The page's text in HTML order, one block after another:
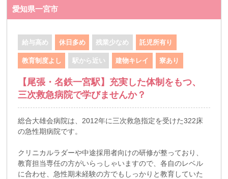
愛知県一宮市
給与高め 休日多め 残業少なめ 託児所有り
教育制度よし 駅から近い 建物キレイ 寮あり
【尾張・名鉄一宮駅】充実した体制をもつ、
三次救急病院で学びませんか？
総合大雄会病院は、2012年に三次救急指定を受けた322床
の急性期病院です。
クリニカルラダーや中途採用者向けの研修が整っており、
教育担当専任の方がいらっしゃいますので、各自のレベル
に合わせ、急性期未経験の方でもしっかりと教育していた